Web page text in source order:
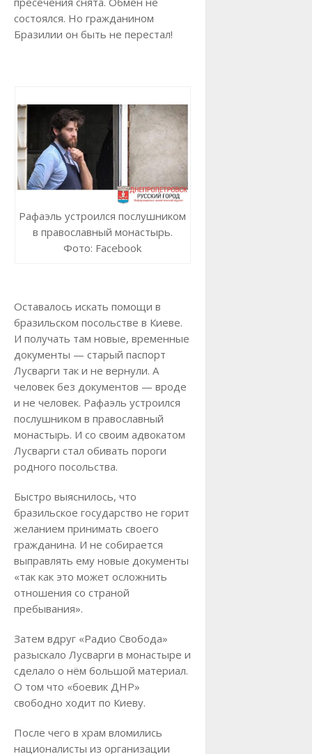
состоялся. Но гражданином
Бразилии он быть не перестал!
Рафаэль устроился послушником
в православный монастырь.
Фото: Facebook
Оставалось искать помощи в
бразильском посольстве в Киеве.
И получать там новые, временные
документы — старый паспорт
Лусварги так и не вернули. А
человек без документов — вроде
и не человек. Рафаэль устроился
послушником в православный
монастырь. И со своим адвокатом
Лусварги стал обивать пороги
родного посольства.
Быстро выяснилось, что
бразильское государство не горит
желанием принимать своего
гражданина. И не собирается
выправлять ему новые документы
«так как это может осложнить
отношения со страной
пребывания».
Затем вдруг «Радио Свобода»
разыскало Лусварги в монастыре и
сделало о нём большой материал.
О том что «боевик ДНР»
свободно ходит по Киеву.
После чего в храм вломились
националисты из организации